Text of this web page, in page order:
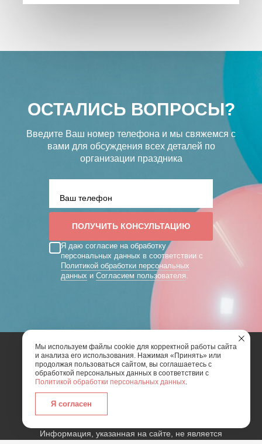
ОСТАЛИСЬ ВОПРОСЫ?
Введите Ваш номер телефона и мы свяжемся с
вами для обсуждения всех деталей по
организации праздника
Я даю согласие на обработку
персональных данных в соответствии с
Политикой обработки персональных
данных и Согласием пользователя
2026 | Art Mix Show - творческая группа
Согласие пользователя сайта на обработку
персональных данных
Информация, указанная на сайте, не является
Мы используем файлы cookie для корректной работы сайта
и анализа его использования. Нажимая «Принять» или
продолжая пользоваться сайтом, вы соглашаетесь с
обработкой персональных данных в соответствии с
Политикой обработки персональных данных.
Я согласен